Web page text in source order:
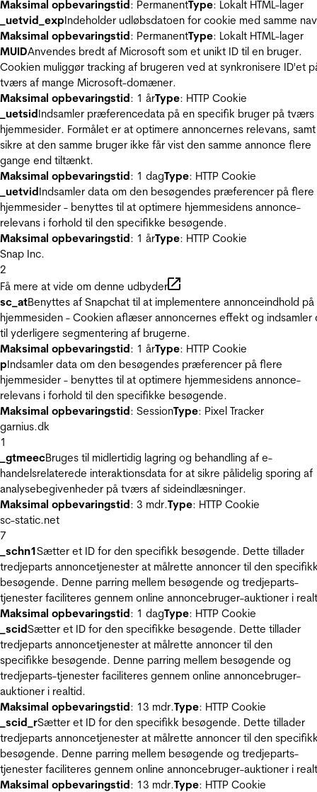
Maksimal opbevaringstid : PermanentType: Lokalt HTML-lager
_uetvid_expIndeholder udløbsdatoen for cookie med samme
Maksimal opbevaringstid: PermanentType: Lokalt HTML-lager
MUIDAnvendes bredt af Microsoft som et unikt ID til en bruger.
Cookien muliggør tracking af brugeren ved at synkronisere ID'et
tværs af mange Microsoft-domæner.
Maksimal opbevaringstid: 1 årType: HTTP Cookie
_uetsidIndsamler præferencedata på en specifik bruger på tværs
hjemmesider. Formålet er at optimere annoncernes relevans, samt
sikre at den samme bruger ikke får vist den samme annonce flere
gange end tiltænkt.
Maksimal opbevaringstid: 1 dagType: HTTP Cookie
_uetvidIndsamler data om den besøgendes præferencer på flere
hjemmesider - benyttes til at optimere hjemmesidens annonce-
relevans i forhold til den specifikke besøgende.
Maksimal opbevaringstid: 1 årType: HTTP Cookie
Snap Inc.
2
Få mere at vide om denne udbyder
sc_atBenyttes af Snapchat til at implementere annonceindhold på
hjemmesiden - Cookien aflæser annoncernes effekt og indsamler
til yderligere segmentering af brugerne.
Maksimal opbevaringstid: 1 årType: HTTP Cookie
pIndsamler data om den besøgendes præferencer på flere
hjemmesider - benyttes til at optimere hjemmesidens annonce-
relevans i forhold til den specifikke besøgende.
Maksimal opbevaringstid: SessionType: Pixel Tracker
garnius.dk
1
_gtmeecBruges til midlertidig lagring og behandling af e-
handelsrelaterede interaktionsdata for at sikre pålidelig sporing af
analysebegivenheder på tværs af sideindlæsninger.
Maksimal opbevaringstid: 3 mdr.Type: HTTP Cookie
sc-static.net
7
_schn1Sætter et ID for den specifikk besøgende. Dette tillader
tredjeparts annoncetjenester at målrette annoncer til den
besøgende. Denne parring mellem besøgende og tredjeparts-
tjenester faciliteres gennem online annoncebruger-auktioner i
Maksimal opbevaringstid: 1 dagType: HTTP Cookie
_scidSætter et ID for den specifikke besøgende. Dette tillader
tredjeparts annoncetjenester at målrette annoncer til den
specifikke besøgende. Denne parring mellem besøgende og
tredjeparts-tjenester faciliteres gennem online annoncebruger-
auktioner i realtid.
Maksimal opbevaringstid: 13 mdr.Type: HTTP Cookie
_scid_rSætter et ID for den specifikk besøgende. Dette tillader
tredjeparts annoncetjenester at målrette annoncer til den
besøgende. Denne parring mellem besøgende og tredjeparts-
tjenester faciliteres gennem online annoncebruger-auktioner i
Maksimal opbevaringstid: 13 mdr.Type: HTTP Cookie